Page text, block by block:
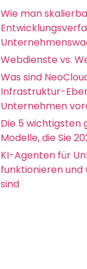
Wie man
Webdienste vs.
Was sind
Infrastruktur-
Unternehmen
Die 5 wichtigsten
Modelle, die Sie
KI-Agenten für
funktionieren und
sind